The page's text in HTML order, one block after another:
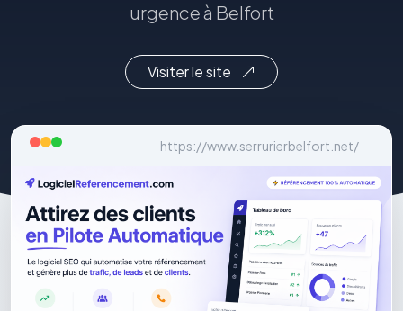
urgence à Belfort
Visiter le site
https://www.serrurierbelfort.net/